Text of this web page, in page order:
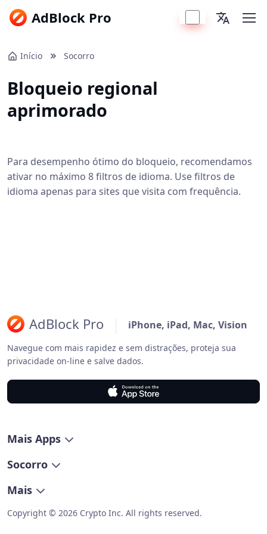
AdBlock Pro
Início Socorro
Bloqueio regional
aprimorado
Para desempenho ótimo do bloqueio, recomendamos
ativar no máximo 8 filtros de idioma. Use filtros de
idioma apenas para sites que visita com frequência.
AdBlock Pro iPhone, iPad, Mac, Vision
Navegue com mais rapidez e sem distrações, proteja sua
privacidade on-line e salve dados.
Mais Apps
Socorro
Mais
Copyright © 2026 Crypto Inc. All rights reserved.